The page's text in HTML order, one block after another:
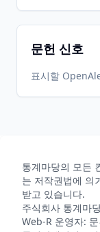
CRAN
CRAN
문헌 신호
표시할
통계마당의 모든
는 저작권법에 의
받고 있습니다.
주식회사 통계마
Web-R 운영자: